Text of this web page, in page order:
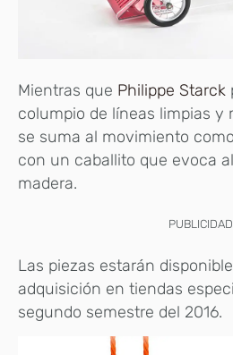
Mientras que Philippe Starck
columpio de líneas limpias y
se suma al movimiento
con un caballito que evoca
madera.
PUBLICIDAD
Las piezas estarán
adquisición en tiendas
segundo semestre del 2016.